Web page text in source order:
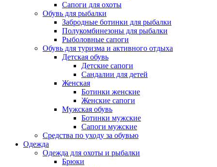
Сапоги для охоты
Обувь для рыбалки
Забродные ботинки для рыбалки
Полукомбинезоны для рыбалки
Рыболовные сапоги
Обувь для туризма и активного отдыха
Детская обувь
Детские сапоги
Сандалии для детей
Женская
Ботинки женские
Женские сапоги
Мужская обувь
Ботинки мужские
Сапоги мужские
Средства по уходу за обувью
Одежда
Одежда для охоты и рыбалки
Брюки